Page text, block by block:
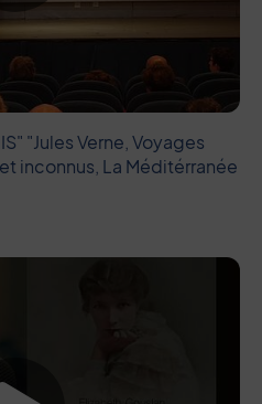
"Jules Verne, Voyages
inconnus, La Méditérranée